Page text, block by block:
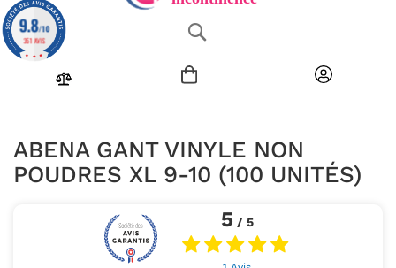
ABENA GANT VINYLE NON
POUDRES XL 9-10 (100 UNITÉS)
5 / 5
9.8/10
351 AVIS